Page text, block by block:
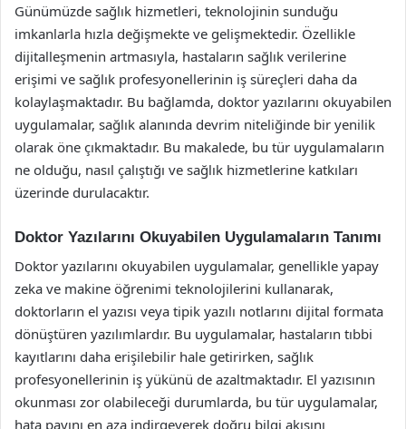
Günümüzde sağlık hizmetleri, teknolojinin sunduğu
imkanlarla hızla değişmekte ve gelişmektedir. Özellikle
dijitalleşmenin artmasıyla, hastaların sağlık verilerine
erişimi ve sağlık profesyonellerinin iş süreçleri daha da
kolaylaşmaktadır. Bu bağlamda, doktor yazılarını okuyabilen
uygulamalar, sağlık alanında devrim niteliğinde bir yenilik
olarak öne çıkmaktadır. Bu makalede, bu tür uygulamaların
ne olduğu, nasıl çalıştığı ve sağlık hizmetlerine katkıları
üzerinde durulacaktır.
Doktor Yazılarını Okuyabilen Uygulamaların Tanımı
Doktor yazılarını okuyabilen uygulamalar, genellikle yapay
zeka ve makine öğrenimi teknolojilerini kullanarak,
doktorların el yazısı veya tipik yazılı notlarını dijital formata
dönüştüren yazılımlardır. Bu uygulamalar, hastaların tıbbi
kayıtlarını daha erişilebilir hale getirirken, sağlık
profesyonellerinin iş yükünü de azaltmaktadır. El yazısının
okunması zor olabileceği durumlarda, bu tür uygulamalar,
hata payını en aza indirgeyerek doğru bilgi akışını